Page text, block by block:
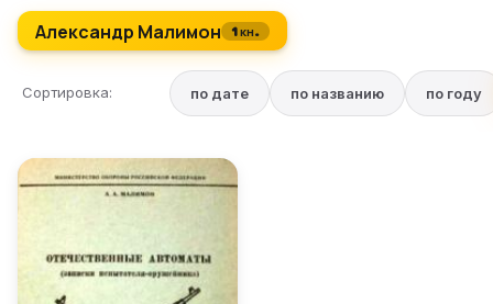
Александр Малимон 1 кн.
Сортировка: по дате по названию по году